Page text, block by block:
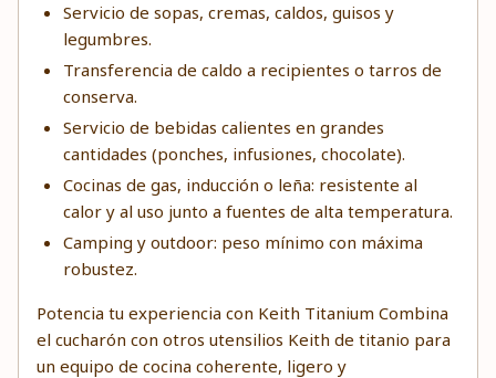
Servicio de sopas, cremas, caldos, guisos y
legumbres.
Transferencia de caldo a recipientes o tarros de
conserva.
Servicio de bebidas calientes en grandes
cantidades (ponches, infusiones, chocolate).
Cocinas de gas, inducción o leña: resistente al
calor y al uso junto a fuentes de alta temperatura.
Camping y outdoor: peso mínimo con máxima
robustez.
Potencia tu experiencia con Keith Titanium Combina
el cucharón con otros utensilios Keith de titanio para
un equipo de cocina coherente, ligero y